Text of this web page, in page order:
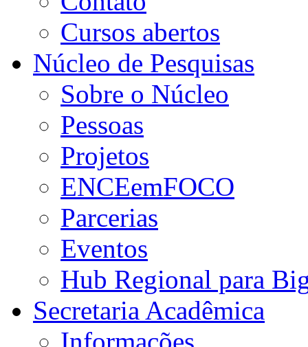
Cursos abertos
Núcleo de Pesquisas
Sobre o Núcleo
Pessoas
Projetos
ENCEemFOCO
Parcerias
Eventos
Hub Regional para
Secretaria Acadêmica
Informações